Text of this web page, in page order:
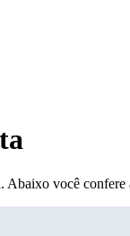
você